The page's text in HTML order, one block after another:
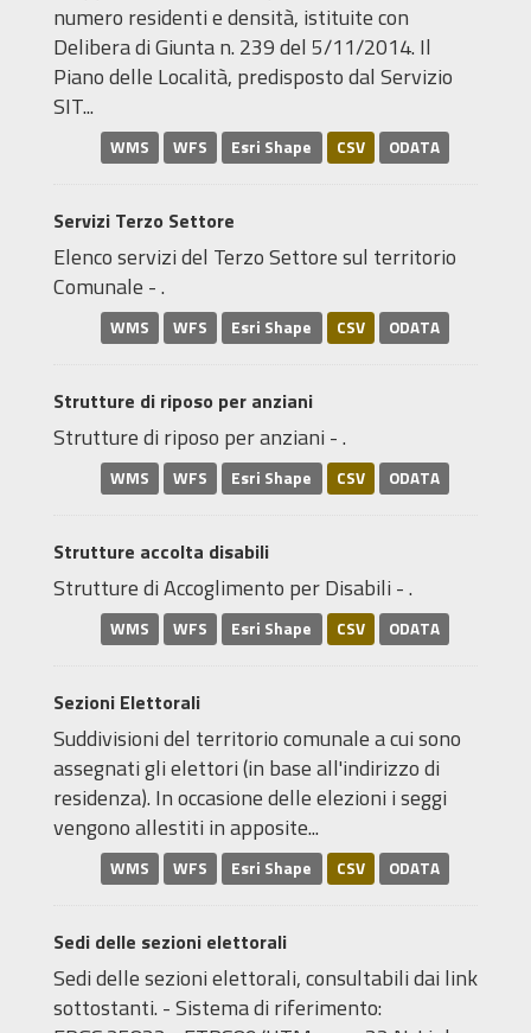
numero residenti e densità, istituite con
Delibera di Giunta n. 239 del 5/11/2014. Il
Piano delle Località, predisposto dal Servizio
SIT...
WMS WFS Esri Shape CSV ODATA
Servizi Terzo Settore
Elenco servizi del Terzo Settore sul territorio
Comunale - .
WMS WFS Esri Shape CSV ODATA
Strutture di riposo per anziani
Strutture di riposo per anziani - .
WMS WFS Esri Shape CSV ODATA
Strutture accolta disabili
Strutture di Accoglimento per Disabili - .
WMS WFS Esri Shape CSV ODATA
Sezioni Elettorali
Suddivisioni del territorio comunale a cui sono
assegnati gli elettori (in base all'indirizzo di
residenza). In occasione delle elezioni i seggi
vengono allestiti in apposite...
WMS WFS Esri Shape CSV ODATA
Sedi delle sezioni elettorali
Sedi delle sezioni elettorali, consultabili dai link
sottostanti. - Sistema di riferimento: